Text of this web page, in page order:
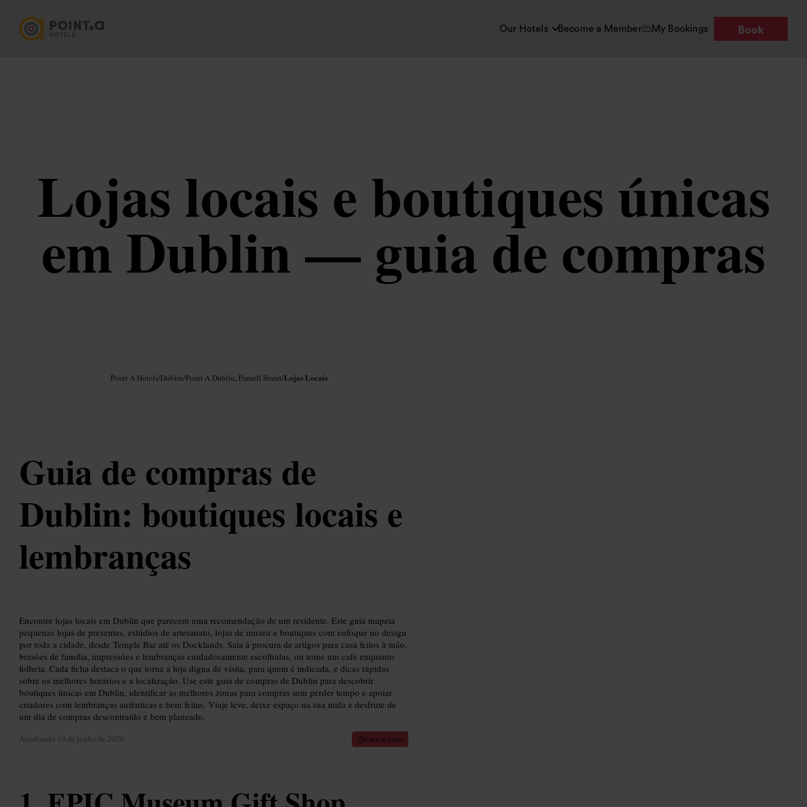
Our Hotels Become a Member My Bookings Book
Lojas locais e boutiques únicas
em Dublin — guia de compras
Point A Hotels/Dublin/Point A Dublin, Parnell Street/Lojas Locais
Guia de compras de
Dublin: boutiques locais e
lembranças
Encontre lojas locais em Dublin que parecem uma recomendação de um residente. Este guia mapeia
pequenas lojas de presentes, estúdios de artesanato, lojas de museu e boutiques com enfoque no design
por toda a cidade, desde Temple Bar até os Docklands. Saia à procura de artigos para casa feitos à mão,
brasões de família, impressões e lembranças cuidadosamente escolhidas, ou tome um café enquanto
folheia. Cada ficha destaca o que torna a loja digna de visita, para quem é indicada, e dicas rápidas
sobre os melhores horários e a localização. Use este guia de compras de Dublin para descobrir
boutiques únicas em Dublin, identificar as melhores zonas para compras sem perder tempo e apoiar
criadores com lembranças autênticas e bem feitas. Viaje leve, deixe espaço na sua mala e desfrute de
um dia de compras descontraído e bem planeado.
Atualizado 10 de junho de 2026 8 min de leitura